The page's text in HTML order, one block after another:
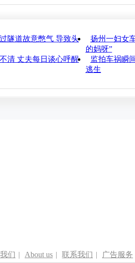
隧道故意憋气 导致头
扬州一妇女
的妈呀”
清 丈夫每日谈心呼醒
监拍车祸瞬
逃生
们 | About us | 联系我们 | 广告服务